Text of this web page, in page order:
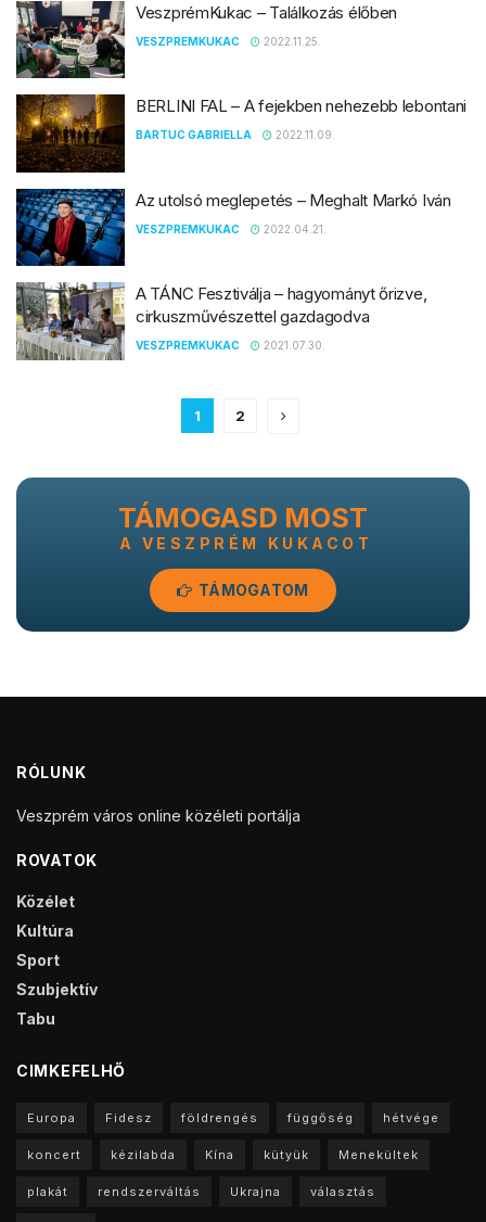
VeszprémKukac – Találkozás élőben
VESZPREMKUKAC 2022.11.25.
BERLINI FAL – A fejekben nehezebb lebontani
BARTUC GABRIELLA 2022.11.09.
Az utolsó meglepetés – Meghalt Markó Iván
VESZPREMKUKAC 2022.04.21.
A TÁNC Fesztiválja – hagyományt őrizve,
cirkuszművészettel gazdagodva
VESZPREMKUKAC 2021.07.30.
1 2
TÁMOGASD MOST
A VESZPRÉM KUKACOT
TÁMOGATOM
RÓLUNK
Veszprém város online közéleti portálja
ROVATOK
Közélet
Kultúra
Sport
Szubjektív
Tabu
CIMKEFELHŐ
Europa Fidesz földrengés függőség hétvége
koncert kézilabda Kína kütyük Menekültek
plakát rendszerváltás Ukrajna választás